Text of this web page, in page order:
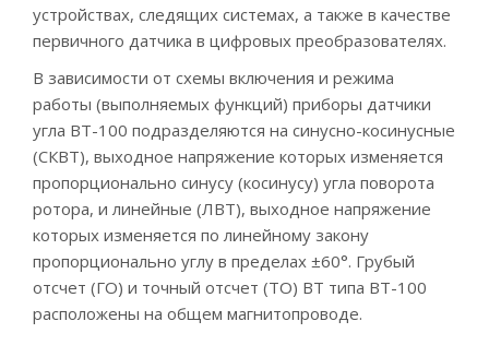
устройствах, следящих системах, а также в качестве
первичного датчика в цифровых преобразователях.
В зависимости от схемы включения и режима
работы (выполняемых функций) приборы датчики
угла ВТ-100 подразделяются на синусно-косинусные
(СКВТ), выходное напряжение которых изменяется
пропорционально синусу (косинусу) угла поворота
ротора, и линейные (ЛВТ), выходное напряжение
которых изменяется по линейному закону
пропорционально углу в пределах ±60°. Грубый
отсчет (ГО) и точный отсчет (ТО) ВТ типа ВТ-100
расположены на общем магнитопроводе.